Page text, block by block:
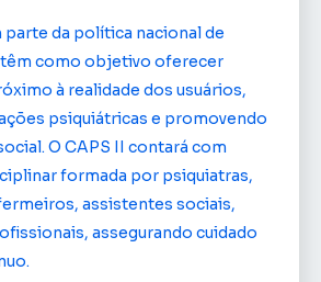
parte da política nacional de
têm como objetivo oferecer
à realidade dos usuários,
psiquiátricas e promovendo
O CAPS II contará com
formada por psiquiatras,
assistentes sociais,
assegurando cuidado